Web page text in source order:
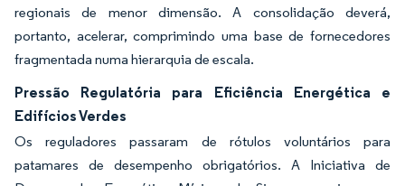
regionais de menor dimensão. A consolidação deverá,
portanto, acelerar, comprimindo uma base de fornecedores
fragmentada numa hierarquia de escala.
Pressão Regulatória para Eficiência Energética e
Edifícios Verdes
Os reguladores passaram de rótulos voluntários para
patamares de desempenho obrigatórios. A Iniciativa de